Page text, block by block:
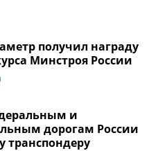
получил награду
Минстроя России
и
дорогам России
транспондеру